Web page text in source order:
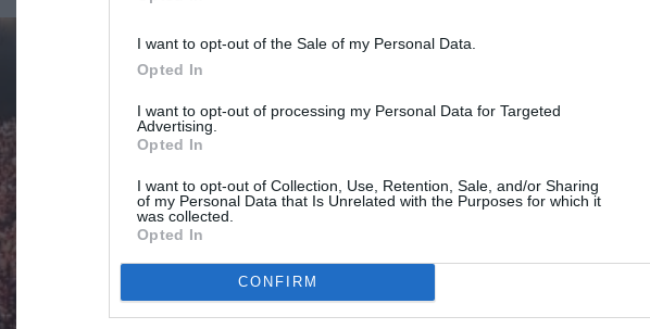
I want to opt-out of the Sale of my Personal Data.
Opted In
I want to opt-out of processing my Personal Data for Targeted
Advertising.
Opted In
I want to opt-out of Collection, Use, Retention, Sale, and/or Sharing
of my Personal Data that Is Unrelated with the Purposes for which it
was collected.
Opted In
CONFIRM